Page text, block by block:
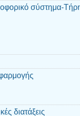
σύστημα-
διατάξεις